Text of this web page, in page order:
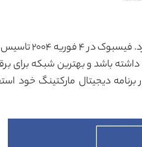
فیسبوک بزرگترین شبکه‌ی رسانه اجتماعی در اینترنت است و کلی
بیش از ۱.۵۹ بیلیون کاربر فعال داشته باشد و بهترین شبکه
میلیون برند از فیسبوک در برنامه دیجیتال مارکتینگ خود